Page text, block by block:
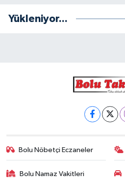
Yükleniyor...
Bolu Nöbetçi Eczaneler
Bolu Namaz Vakitleri